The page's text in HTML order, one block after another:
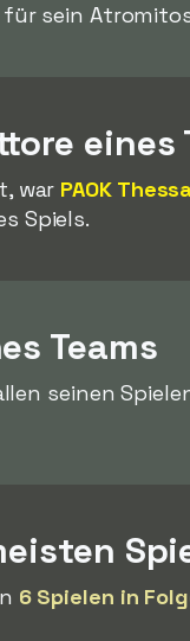
für sein
eines
war PAOK
Spiels.
Teams
seinen
6 Spielen in